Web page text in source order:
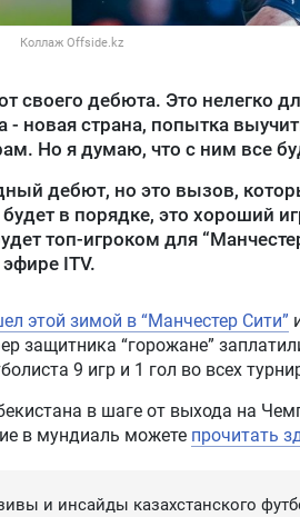
Коллаж Offside.kz
своего дебюта. Это нелегко
новая страна, попытка
Но я думаю, что с ним все
дебют, но это вызов,
в порядке, это хороший
топ-игроком для
ITV.
этой зимой в “Манчестер Сити”
защитника “горожане”
9 игр и 1 гол во всех
в шаге от выхода на
в мундиаль можете прочитать
и инсайды казахстанского